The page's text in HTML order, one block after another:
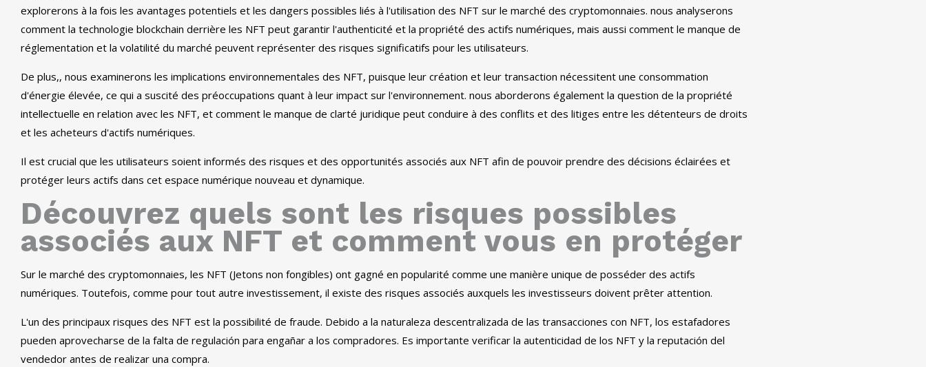
explorerons à la fois les avantages potentiels et les dangers possibles liés à l'utilisation des NFT sur le marché des cryptomonnaies. nous analyserons
comment la technologie blockchain derrière les NFT peut garantir l'authenticité et la propriété des actifs numériques, mais aussi comment le manque de
réglementation et la volatilité du marché peuvent représenter des risques significatifs pour les utilisateurs.
De plus,, nous examinerons les implications environnementales des NFT, puisque leur création et leur transaction nécessitent une consommation
d'énergie élevée, ce qui a suscité des préoccupations quant à leur impact sur l'environnement. nous aborderons également la question de la propriété
intellectuelle en relation avec les NFT, et comment le manque de clarté juridique peut conduire à des conflits et des litiges entre les détenteurs de droits
et les acheteurs d'actifs numériques.
Il est crucial que les utilisateurs soient informés des risques et des opportunités associés aux NFT afin de pouvoir prendre des décisions éclairées et
protéger leurs actifs dans cet espace numérique nouveau et dynamique.
Découvrez quels sont les risques possibles
associés aux NFT et comment vous en protéger
Sur le marché des cryptomonnaies, les NFT (Jetons non fongibles) ont gagné en popularité comme une manière unique de posséder des actifs
numériques. Toutefois, comme pour tout autre investissement, il existe des risques associés auxquels les investisseurs doivent prêter attention.
L'un des principaux risques des NFT est la possibilité de fraude. Debido a la naturaleza descentralizada de las transacciones con NFT, los estafadores
pueden aprovecharse de la falta de regulación para engañar a los compradores. Es importante verificar la autenticidad de los NFT y la reputación del
vendedor antes de realizar una compra.